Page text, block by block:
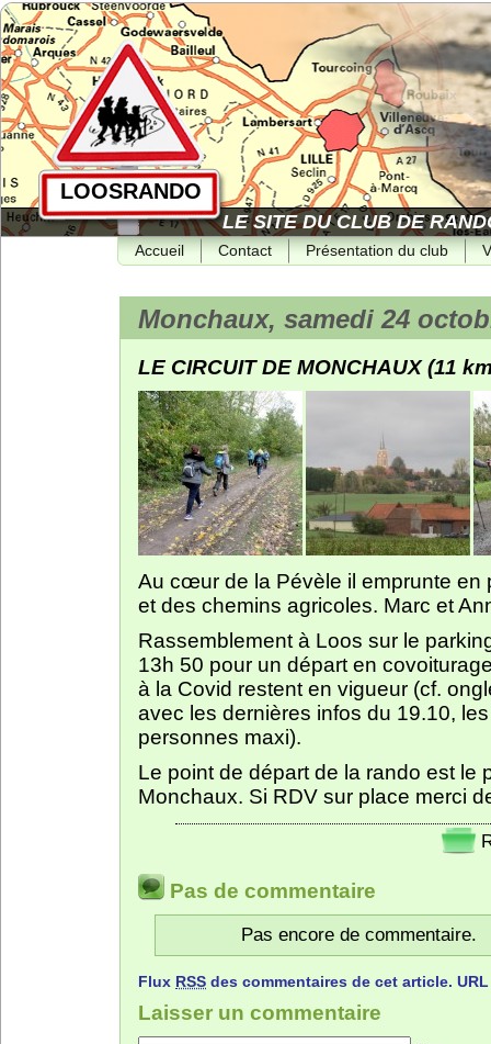
LOOSRANDO
LE SITE DU CLUB DE
Accueil Contact Présentation du club
Monchaux, samedi 24
LE CIRCUIT DE MONCHAUX (11
Au cœur de la Pévèle il emprunte en
et des chemins agricoles. Marc et
Rassemblement à Loos sur le
13h 50 pour un départ en
à la Covid restent en vigueur (cf.
avec les dernières infos du 19.10,
personnes maxi).
Le point de départ de la rando est le
Monchaux. Si RDV sur place merci
Pas de commentaire
Pas encore de commentaire.
Flux RSS des commentaires de cet article.
Laisser un commentaire